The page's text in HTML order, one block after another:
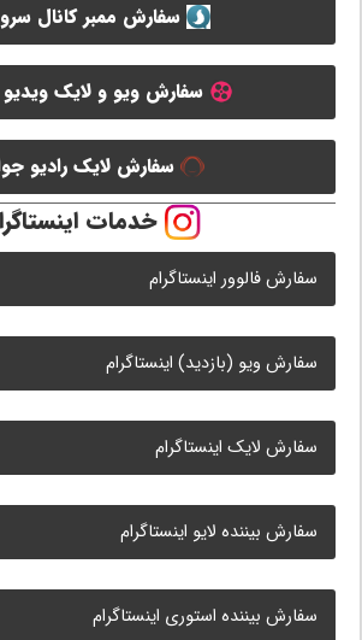
سفارش ممبر کانال
سفارش ویو و لایک ویدیو
سفارش لایک رادیو
خدمات
سفارش فالوور اینستاگرام
سفارش ویو (بازدید) اینستاگرام
سفارش لایک اینستاگرام
سفارش بیننده لایو اینستاگرام
سفارش بیننده استوری اینستاگرام